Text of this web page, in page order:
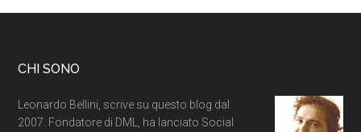
CHI SONO
Leonardo Bellini, scrive su questo blog dal
2007. Fondatore di DML, ha lanciato Social